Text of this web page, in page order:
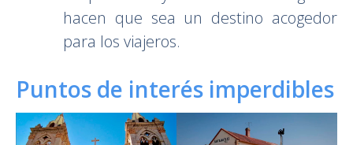
hacen que sea un destino acogedor
para los viajeros.
Puntos de interés imperdibles